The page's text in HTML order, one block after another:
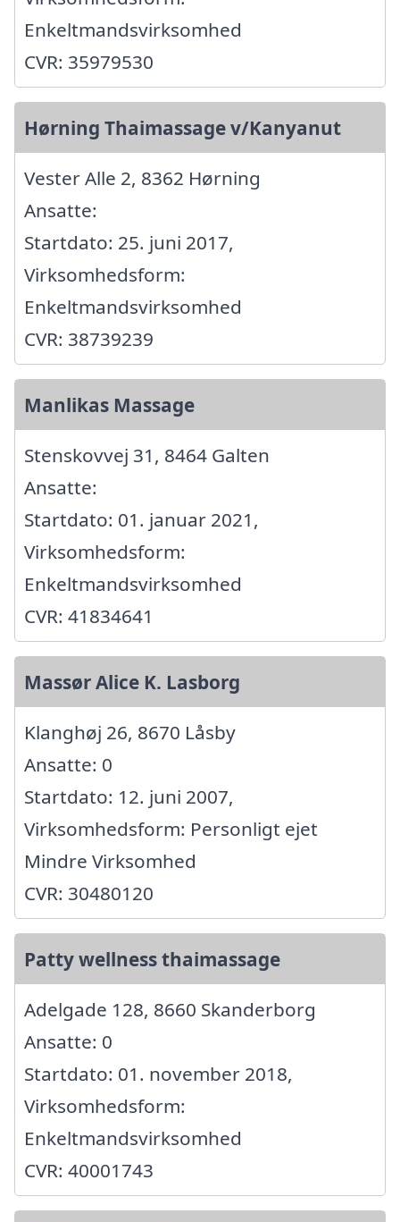
Enkeltmandsvirksomhed
CVR: 35979530
Hørning Thaimassage v/Kanyanut
Vester Alle 2, 8362 Hørning
Ansatte:
Startdato: 25. juni 2017,
Virksomhedsform:
Enkeltmandsvirksomhed
CVR: 38739239
Manlikas Massage
Stenskovvej 31, 8464 Galten
Ansatte:
Startdato: 01. januar 2021,
Virksomhedsform:
Enkeltmandsvirksomhed
CVR: 41834641
Massør Alice K. Lasborg
Klanghøj 26, 8670 Låsby
Ansatte: 0
Startdato: 12. juni 2007,
Virksomhedsform: Personligt ejet
Mindre Virksomhed
CVR: 30480120
Patty wellness thaimassage
Adelgade 128, 8660 Skanderborg
Ansatte: 0
Startdato: 01. november 2018,
Virksomhedsform:
Enkeltmandsvirksomhed
CVR: 40001743